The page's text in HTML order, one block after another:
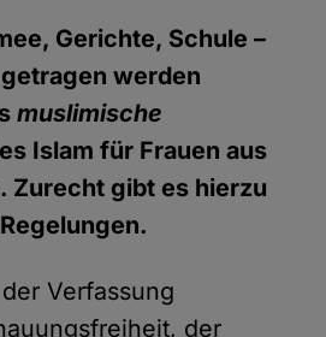
Gerichte, Schule –
werden
muslimische
Islam für Frauen aus
Zurecht gibt es hierzu
Verfassung
der